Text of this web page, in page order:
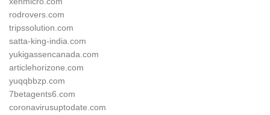
rodrovers.com
tripssolution.com
satta-king-india.com
yukigassencanada.com
articlehorizone.com
yuqqbbzp.com
7betagents6.com
coronavirusuptodate.com